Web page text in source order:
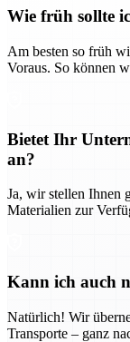
Wie früh sollte
Am besten so früh
Voraus. So können
Bietet Ihr
an?
Ja, wir stellen Ihnen
Materialien zur
Kann ich auch
Natürlich! Wir
Transporte – ganz